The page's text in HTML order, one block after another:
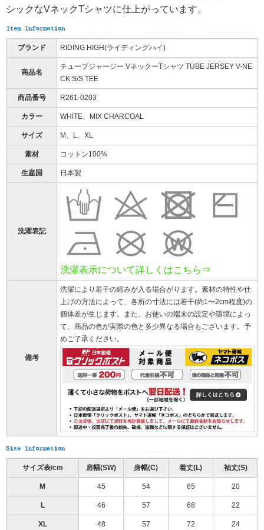
シックなVネックTシャツに仕上がっています。
ブランド RIDING HIGH(ライディングハイ)
商品名
チューブジャージー VネックーTシャツ TUBE JERSEY V-NE
CK S/S TEE
商品番号 R261-0203
カラー WHITE、MIX CHARCOAL
サイズ M、L、XL
素材 コットン100%
生産国 日本製
洗濯表記
洗濯表示について詳しくはこちら⇒
備考
洗濯により若干の縮みが入る場合がります。素材の特性や仕
上げの方法によって、各所の寸法には若干(約1〜2cm程度)の
個体差が生じます。また、お使いの端末の設定や環境によっ
て、商品の色が実際の色と多少異なる場合もございます。予
めご了承ください。
サイズ表/cm 肩幅(SW) 身幅(C) 着丈(L) 袖丈(S)
M 45 54 65 20
L 46 57 68 22
XL 48 57 72 24